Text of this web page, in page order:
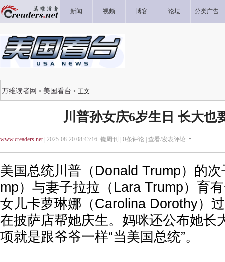
新闻 视频 博客 论坛 分类广告
万维读者网 > 美国看台 > 正文
川普孙女庆6岁生日 长大也
www.creaders.net| 2025-08-20 08:43:16 镜周刊 | 0条评论 | 查看/发表评论
美国总统川普（Donald Trump）的
mp）与妻子拉拉（Lara Trump）育
女儿卡萝琳娜（Carolina Dorothy）
在披萨店帮她庆生。妈咪还公布她长
项就是跟爷爷一样“当美国总统”。